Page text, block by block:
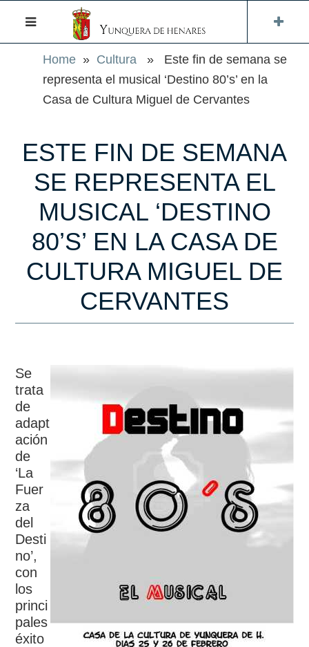
Home » Cultura » Este fin de semana se
representa el musical ‘Destino 80’s’ en la
Casa de Cultura Miguel de Cervantes
ESTE FIN DE SEMANA
SE REPRESENTA EL
MUSICAL ‘DESTINO
80’S’ EN LA CASA DE
CULTURA MIGUEL DE
CERVANTES
Se
trata
de
adapt
ación
de
‘La
Fuer
za
del
Desti
no’,
con
los
princi
pales
éxito